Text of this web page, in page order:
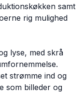
samt
rig mulighed
lyse, med skrå
strømme ind og
som billeder og